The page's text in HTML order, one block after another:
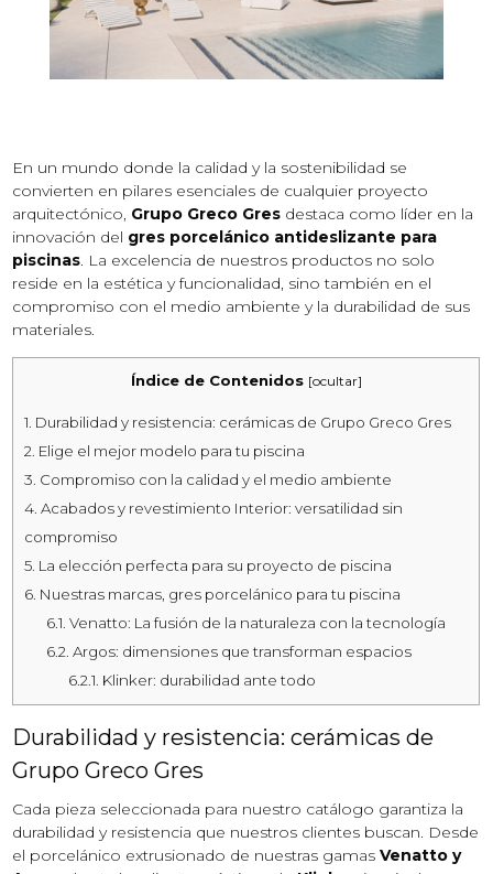
En un mundo donde la calidad y la sostenibilidad se
convierten en pilares esenciales de cualquier proyecto
arquitectónico, Grupo Greco Gres destaca como líder en la
innovación del gres porcelánico antideslizante para
piscinas. La excelencia de nuestros productos no solo
reside en la estética y funcionalidad, sino también en el
compromiso con el medio ambiente y la durabilidad de sus
materiales.
Índice de Contenidos [ocultar]
1. Durabilidad y resistencia: cerámicas de Grupo Greco Gres
2. Elige el mejor modelo para tu piscina
3. Compromiso con la calidad y el medio ambiente
4. Acabados y revestimiento Interior: versatilidad sin
compromiso
5. La elección perfecta para su proyecto de piscina
6. Nuestras marcas, gres porcelánico para tu piscina
6.1. Venatto: La fusión de la naturaleza con la tecnología
6.2. Argos: dimensiones que transforman espacios
6.2.1. Klinker: durabilidad ante todo
Durabilidad y resistencia: cerámicas de
Grupo Greco Gres
Cada pieza seleccionada para nuestro catálogo garantiza la
durabilidad y resistencia que nuestros clientes buscan. Desde
el porcelánico extrusionado de nuestras gamasVenatto y